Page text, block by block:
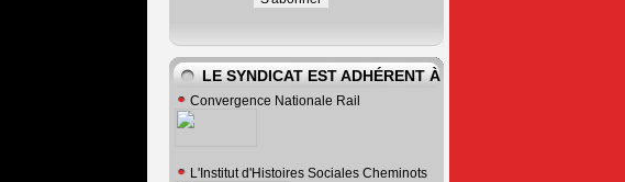
LE SYNDICAT EST ADHÉRENT À
Convergence Nationale Rail
L'Institut d'Histoires Sociales Cheminots